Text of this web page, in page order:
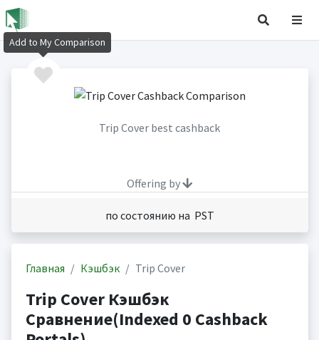
Trip Cover best cashback
Offering by
по состоянию на PST
Главная Кэшбэк Trip Cover
Trip Cover Кэшбэк
Сравнение(Indexed 0 Cashback
Add to My Comparison